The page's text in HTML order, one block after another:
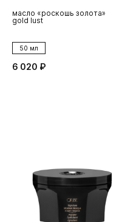
масло «роскошь золота»
gold lust
50 мл
6 020 ₽